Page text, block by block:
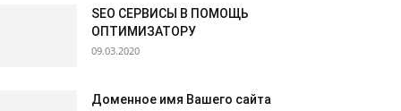
SEO СЕРВИСЫ В ПОМОЩЬ
ОПТИМИЗАТОРУ
09.03.2020
Доменное имя Вашего сайта